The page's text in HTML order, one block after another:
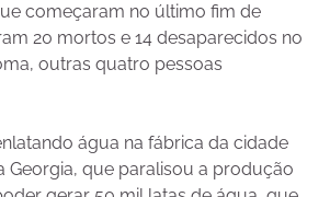
começaram no último fim de
20 mortos e 14 desaparecidos no
outras quatro pessoas
água na fábrica da cidade
Georgia, que paralisou a produção